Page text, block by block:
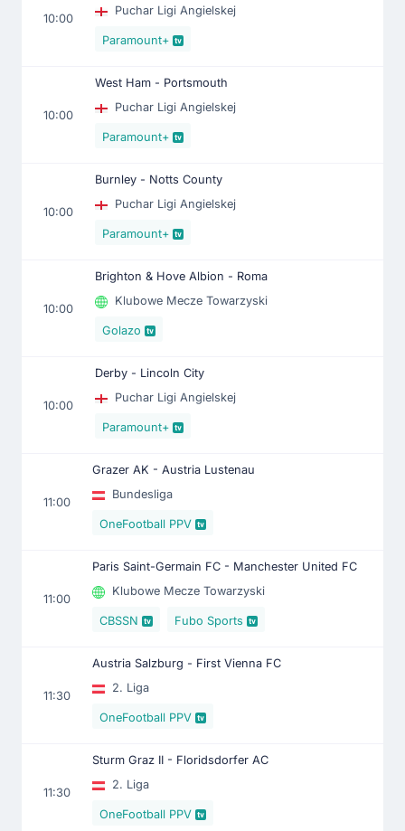
10:00
Puchar Ligi Angielskej
Paramount+
10:00
West Ham - Portsmouth
Puchar Ligi Angielskej
Paramount+
10:00
Burnley - Notts County
Puchar Ligi Angielskej
Paramount+
10:00
Brighton & Hove Albion - Roma
Klubowe Mecze Towarzyski
Golazo
10:00
Derby - Lincoln City
Puchar Ligi Angielskej
Paramount+
11:00
Grazer AK - Austria Lustenau
Bundesliga
OneFootball PPV
11:00
Paris Saint-Germain FC - Manchester United FC
Klubowe Mecze Towarzyski
CBSSN Fubo Sports
11:30
Austria Salzburg - First Vienna FC
2. Liga
OneFootball PPV
11:30
Sturm Graz II - Floridsdorfer AC
2. Liga
OneFootball PPV